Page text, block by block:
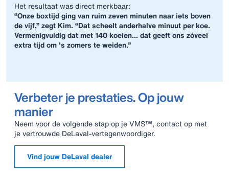
Het resultaat was direct merkbaar:
“Onze boxtijd ging van ruim zeven minuten naar iets boven
de vijf,” zegt Kim. “Dat scheelt anderhalve minuut per koe.
Vermenigvuldig dat met 140 koeien… dat geeft ons zóveel
extra tijd om 's zomers te weiden.”
Verbeter je prestaties. Op jouw
manier
Neem voor de volgende stap op je VMS™, contact op met
je vertrouwde DeLaval-vertegenwoordiger.
Vind jouw DeLaval dealer